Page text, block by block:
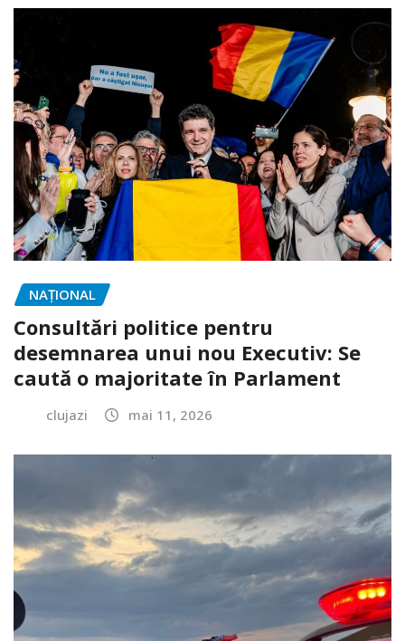
NAŢIONAL
Consultări politice pentru
desemnarea unui nou Executiv: Se
caută o majoritate în Parlament
clujazi mai 11, 2026